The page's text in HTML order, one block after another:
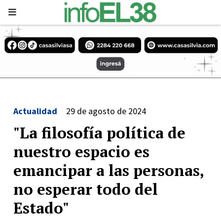
"La filosofía política de
nuestro espacio es
emancipar a las personas,
no esperar todo del
Estado"
Actualidad 29 de agosto de 2024